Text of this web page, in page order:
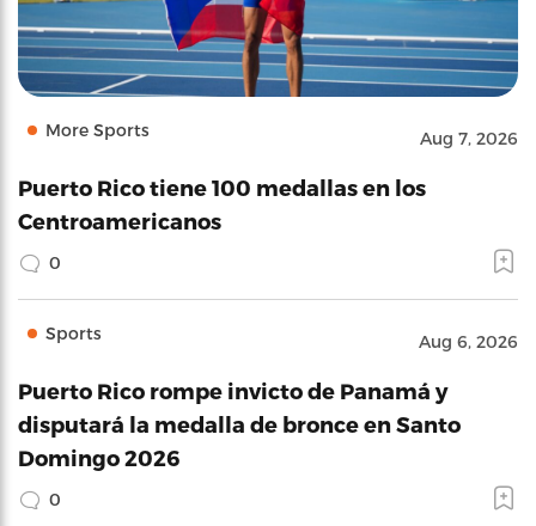
More Sports Aug 7, 2026
Puerto Rico tiene 100 medallas en los
Centroamericanos
0
Sports Aug 6, 2026
Puerto Rico rompe invicto de Panamá y
disputará la medalla de bronce en Santo
Domingo 2026
0